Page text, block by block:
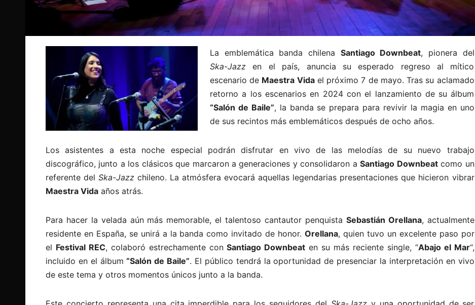
La emblemática banda chilena Santiago Downbeat, pionera del
Ska-Jazz en el país, anuncia su esperado regreso al mítico
escenario de Maestra Vidael próximo 7 de mayo. Tras su aclamado
retorno a los escenarios en 2024 con el lanzamiento de su álbum
“Salón de Baile”, la banda se prepara para revivir la magia en uno
de sus recintos más emblemáticos después de ocho años.
Los asistentes a esta noche especial podrán disfrutar en vivo de las melodías de su nuevo trabajo
discográfico, junto a los clásicos que marcaron a generaciones y consolidaron aSantiago Downbeatcomo un
referente delSka-Jazz chileno. La atmósfera evocará aquellas legendarias presentaciones que hicieron vibrar
Maestra Vida años atrás.
Para hacer la velada aún más memorable, el talentoso cantautor penquista Sebastián Orellana, actualmente
residente en España, se unirá a la banda como invitado de honor. Orellana, quien tuvo un excelente paso por
el Festival REC, colaboró estrechamente conSantiago Downbeat en su más reciente single, “Abajo el Mar“,
incluido en el álbum“Salón de Baile”. El público tendrá la oportunidad de presenciar la interpretación en vivo
de este tema y otros momentos únicos junto a la banda.